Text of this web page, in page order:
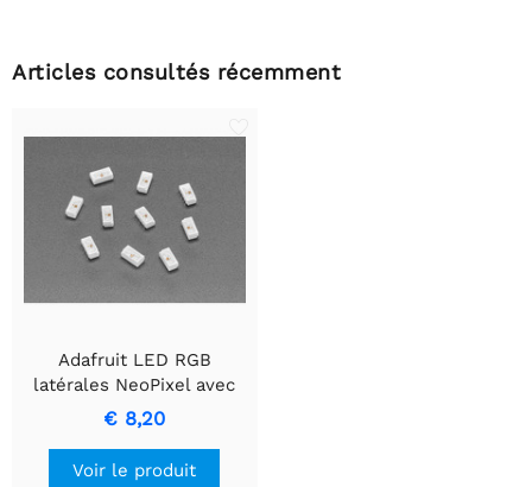
Articles consultés récemment
Adafruit LED RGB
latérales NeoPixel avec
circuit intégré de contrôle
- Lot de 10
€ 8,20
Voir le produit